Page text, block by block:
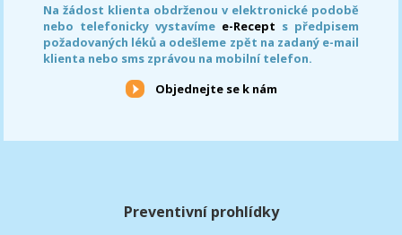
Na žádost klienta obdrženou v elektronické podobě
nebo telefonicky vystavíme e-Recept s předpisem
požadovaných léků a odešleme zpět na zadaný e-mail
klienta nebo sms zprávou na mobilní telefon.
Objednejte se k nám
Preventivní prohlídky